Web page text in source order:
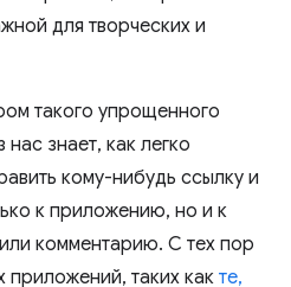
для творческих и
такого упрощенного
знает, как легко
кому-нибудь ссылку и
к приложению, но и к
комментарию. С тех пор
приложений, таких как те,